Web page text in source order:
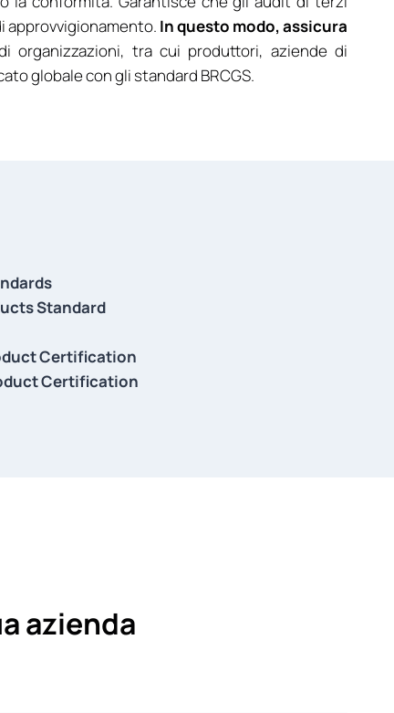
approvvigionamento. In questo modo, assicura
organizzazioni, tra cui produttori, aziende di
globale con gli standard BRCGS.
Standard
Certification
Certification
azienda